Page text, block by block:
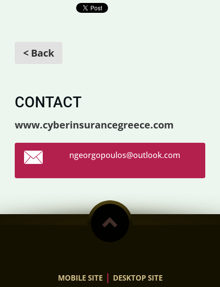
< Back
CONTACT
www.cyberinsurancegreece.com
ngeorgopoulos@outlook.com
MOBILE SITE | DESKTOP SITE